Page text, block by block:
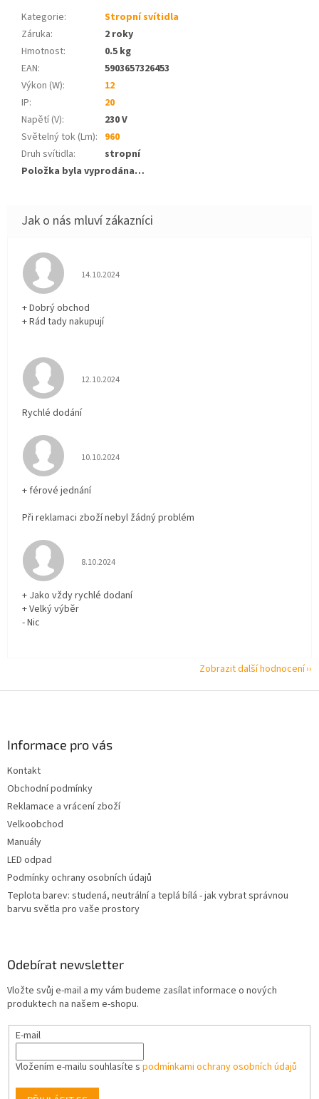
Kategorie:
Stropní svítidla
Záruka:
2 roky
Hmotnost:
0.5 kg
EAN:
5903657326453
Výkon (W):
12
IP:
20
Napětí (V):
230 V
Světelný tok (Lm): 960
Druh svítidla:
stropní
Položka byla vyprodána…
Hodnocení obchodu je 5 z 5 hvězdiček.
14.10.2024
+ Dobrý obchod
+ Rád tady nakupují
Hodnocení obchodu je 5 z 5 hvězdiček.
12.10.2024
Rychlé dodání
Hodnocení obchodu je 5 z 5 hvězdiček.
10.10.2024
+ férové jednání
Při reklamaci zboží nebyl žádný problém
Hodnocení obchodu je 5 z 5 hvězdiček.
8.10.2024
+ Jako vždy rychlé dodaní
+ Velký výběr
- Nic
Zobrazit další hodnocení
Informace pro vás
Kontakt
Obchodní podmínky
Reklamace a vrácení zboží
Velkoobchod
Manuály
LED odpad
Podmínky ochrany osobních údajů
Teplota barev: studená, neutrální a teplá bílá - jak vybrat správnou
barvu světla pro vaše prostory
Odebírat newsletter
Vložte svůj e-mail a my vám budeme zasílat informace o nových
produktech na našem e-shopu.
E-mail
Vložením e-mailu souhlasíte s podmínkami ochrany osobních údajů